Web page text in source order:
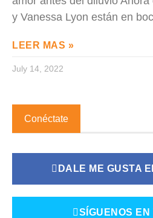
y Vanessa Lyon están en
LEER MAS »
July 14, 2022
Conéctate
DALE ME GUSTA
SÍGUENOS EN